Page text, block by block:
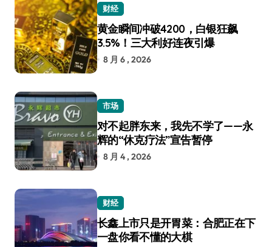
财经
黄金瞬间冲破4200，白银狂飙
3.5%！三大利好连夜引爆
8 月 6 , 2026
市场
对不起胖东来，我先不学了——永
辉的“休克疗法”宣告暂停
8 月 4 , 2026
财经
长鑫上市只是开胃菜：合肥正在下
一盘你看不懂的大棋